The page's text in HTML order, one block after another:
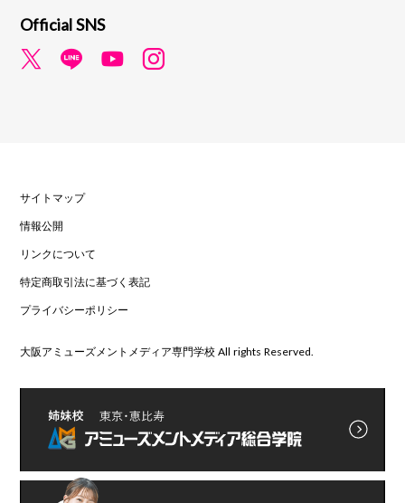
Official SNS
サイトマップ
情報公開
リンクについて
特定商取引法に基づく表記
プライバシーポリシー
大阪アミューズメントメディア専門学校 All rights Reserved.